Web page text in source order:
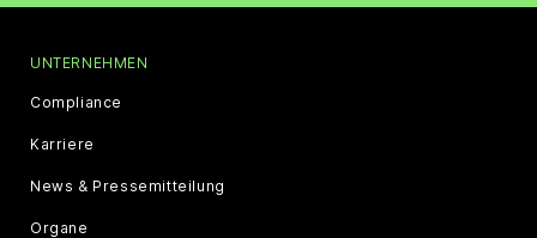
UNTERNEHMEN
Compliance
Karriere
News & Pressemitteilung
Organe